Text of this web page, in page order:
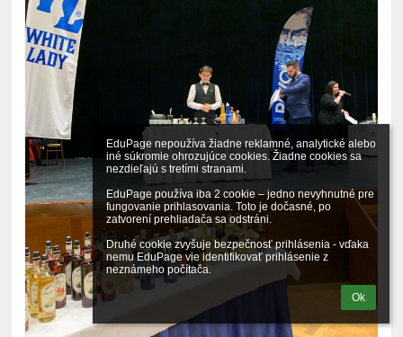
EduPage nepoužíva žiadne reklamné, analytické alebo
iné súkromie ohrozujúce cookies. Žiadne cookies sa
nezdieľajú s tretími stranami.
EduPage používa iba 2 cookie – jedno nevyhnutné pre
fungovanie prihlasovania. Toto je dočasné, po
zatvorení prehliadača sa odstráni.
Druhé cookie zvyšuje bezpečnosť prihlásenia - vďaka
nemu EduPage vie identifikovať prihlásenie z
neznámeho počítača.
Ok